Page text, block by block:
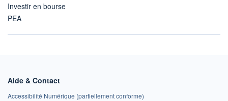
Investir en bourse
PEA
Aide & Contact
Accessibilité Numérique (partiellement conforme)